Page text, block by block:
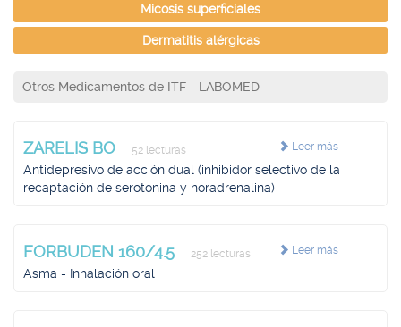
Micosis superficiales
Dermatitis alérgicas
Otros Medicamentos de ITF - LABOMED
Leer más
ZARELIS BO 52 lecturas
Antidepresivo de acción dual (inhibidor selectivo de la
recaptación de serotonina y noradrenalina)
Leer más
FORBUDEN 160/4.5 252 lecturas
Asma - Inhalación oral